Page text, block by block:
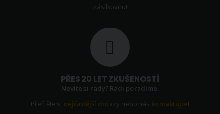
Zásilkovnu!
PŘES 20 LET ZKUŠENOSTÍ
Nevíte si rady? Rádi poradíme.
Přečtěte si nejčastější dotazy nebo nás kontaktujte!